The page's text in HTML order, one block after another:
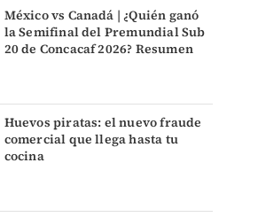
México vs Canadá | ¿Quién ganó
la Semifinal del Premundial Sub
20 de Concacaf 2026? Resumen
Huevos piratas: el nuevo fraude
comercial que llega hasta tu
cocina